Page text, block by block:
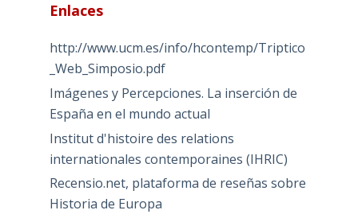
Enlaces
http://www.ucm.es/info/hcontemp/Triptico
_Web_Simposio.pdf
Imágenes y Percepciones. La inserción de
España en el mundo actual
Institut d'histoire des relations
internationales contemporaines (IHRIC)
Recensio.net, plataforma de reseñas sobre
Historia de Europa